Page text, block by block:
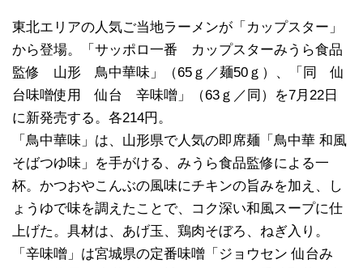
東北エリアの人気ご当地ラーメンが「カップスター」
から登場。「サッポロ一番 カップスターみうら食品
監修 山形 鳥中華味」（65ｇ／麺50ｇ）、「同 仙
台味噌使用 仙台 辛味噌」（63ｇ／同）を7月22日
に新発売する。各214円。
「鳥中華味」は、山形県で人気の即席麺「鳥中華 和風
そばつゆ味」を手がける、みうら食品監修による一
杯。かつおやこんぶの風味にチキンの旨みを加え、し
ょうゆで味を調えたことで、コク深い和風スープに仕
上げた。具材は、あげ玉、鶏肉そぼろ、ねぎ入り。
「辛味噌」は宮城県の定番味噌「ジョウセン 仙台み